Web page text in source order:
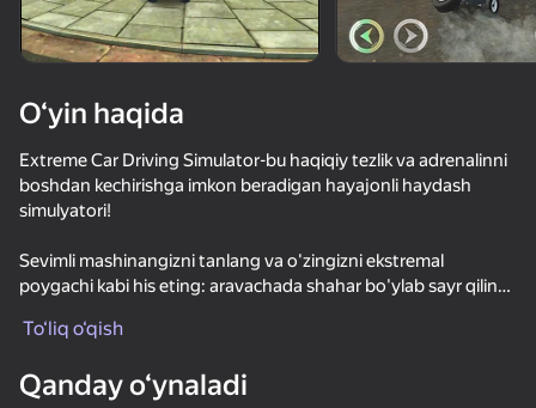
O‘yin haqida
Extreme Car Driving Simulator-bu haqiqiy tezlik va adrenalinni
boshdan kechirishga imkon beradigan hayajonli haydash
simulyatori!
Sevimli mashinangizni tanlang va o'zingizni ekstremal
poygachi kabi his eting: aravachada shahar bo'ylab sayr qiling,
qiling va buning uchun pul oling!
Haydash simulyatorimizda yuzlab mashinalar orasida shahar
To‘liq o‘qish
Qanday o‘ynaladi